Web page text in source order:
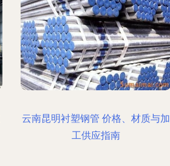
云南昆明衬塑钢管 价格、材质与加
工供应指南